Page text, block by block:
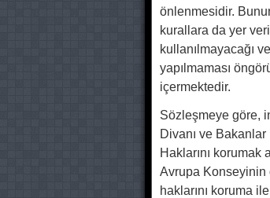
önlenmesidir.
kurallara da yer
kullanılmayacağı
yapılmaması
içermektedir.
Sözleşmeye göre,
Divanı ve
Haklarını
Avrupa Konseyinin
haklarını koruma